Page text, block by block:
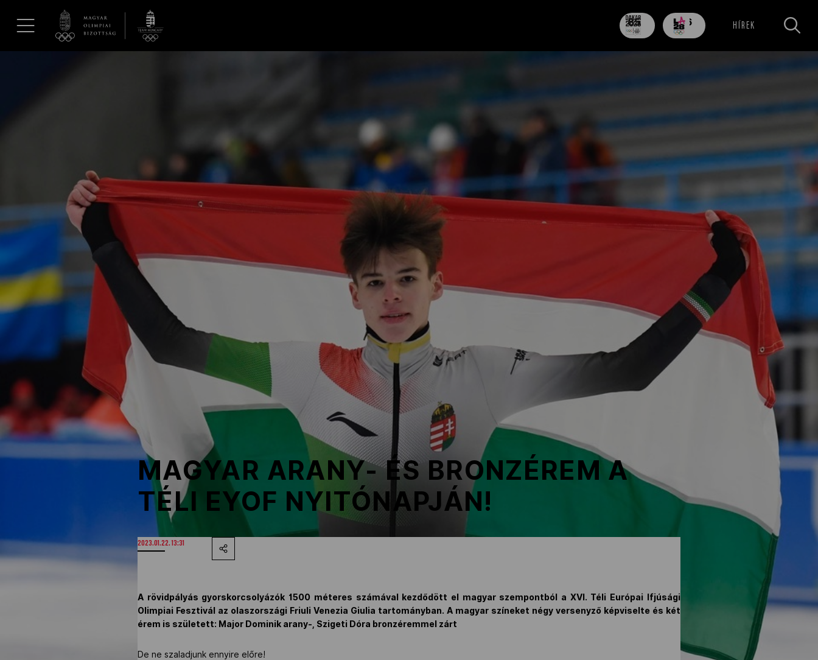
Dakar 2026
Los Angeles 2028
Kettőskarrier-program
NOB
Társszervezetek
85
nap
706
nap HÍREK
MAGYAR ARANY- ÉS BRONZÉREM A
TÉLI EYOF NYITÓNAPJÁN!
2023.01.22. 13:31
A rövidpályás gyorskorcsolyázók 1500 méteres számával kezdődött el magyar szempontból a XVI. Téli Európai Ifjúsági
Olimpiai Fesztivál az olaszországi Friuli Venezia Giulia tartományban. A magyar színeket négy versenyző képviselte és két
érem is született: Major Dominik arany-, Szigeti Dóra bronzéremmel zárt
De ne szaladjunk ennyire előre!